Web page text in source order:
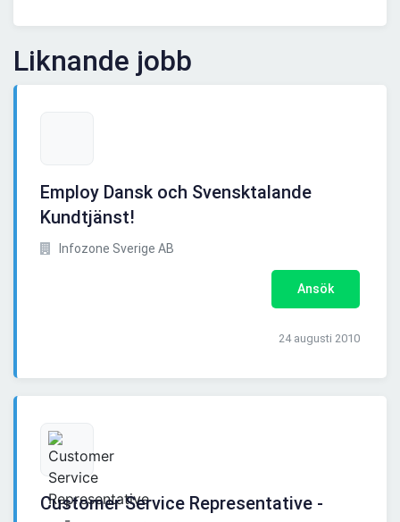
Liknande jobb
Employ Dansk och Svensktalande
Kundtjänst!
Infozone Sverige AB
Ansök
24 augusti 2010
Customer Service Representative -